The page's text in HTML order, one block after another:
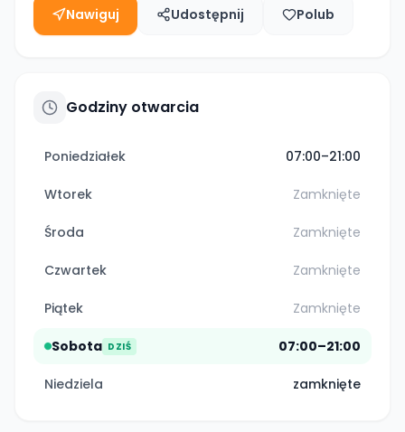
Nawiguj Udostępnij Polub
Godziny otwarcia
Poniedziałek 07:00–21:00
Wtorek Zamknięte
Środa Zamknięte
Czwartek Zamknięte
Piątek Zamknięte
Sobota DZIŚ 07:00–21:00
Niedziela zamknięte